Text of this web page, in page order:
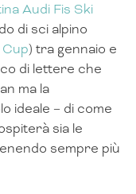
Audi Fis Ski
di sci alpino
) tra gennaio e
di lettere che
ma la
ideale – di come
sia le
sempre più